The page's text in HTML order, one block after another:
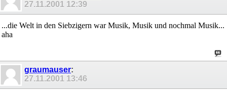
27.11.2001 12:39
...die Welt in den Siebzigern war Musik, Musik und nochmal Musik...
aha
graumauser:
27.11.2001 13:46